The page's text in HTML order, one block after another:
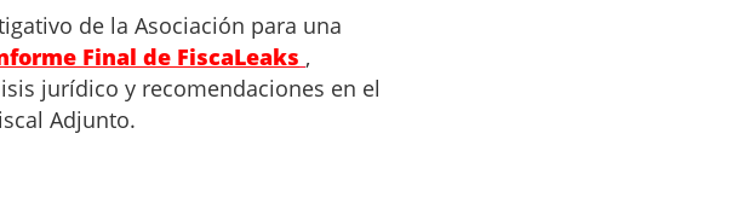
de la Asociación para una
Final de FiscaLeaks ,
jurídico y recomendaciones en el
Adjunto.